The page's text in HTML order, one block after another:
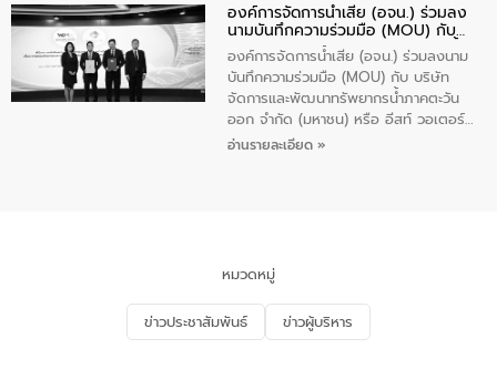
ชุมชนและการบำบัดน้ำเสียเบื้องต้น ให้กับ
นักเรียนชั้นประถมศึกษาปีที่ 5 โรงเรียน
เทศบาล 1 (พะเยาประชานุกูล) จำนวน 30
คน
องค์การจัดการน้ำเสีย (อจน.) ร่วมลง
นามบันทึกความร่วมมือ (MOU) กับ
บริษัท จัดการและพัฒนาทรัพยากรน้ำ
ภาคตะวันออก จำกัด (มหาชน) หรือ อีส
ท์ วอเตอร์
องค์การจัดการน้ำเสีย (อจน.) ร่วมลงนาม
บันทึกความร่วมมือ (MOU) กับ บริษัท
จัดการและพัฒนาทรัพยากรน้ำภาคตะวัน
ออก จำกัด (มหาชน) หรือ อีสท์ วอเตอร์
เมื่อวันอังคารที่ 4 สิงหาคม 2569 ณ ห้อง
ด้านน้ำของประเทศ และเตรียมความพร้อม
รองรับการเติบโตของเมือง รวมถึงการ
ลงทุนในอุตสาหกรรมแห่งอนาคต ตลอดจน
มุ่งตอบโจทย์ความท้าทายจากวิกฤตการ
อ่านรายละเอียด »
หมวดหมู่
ข่าวประชาสัมพันธ์ ข่าวผู้บริหาร